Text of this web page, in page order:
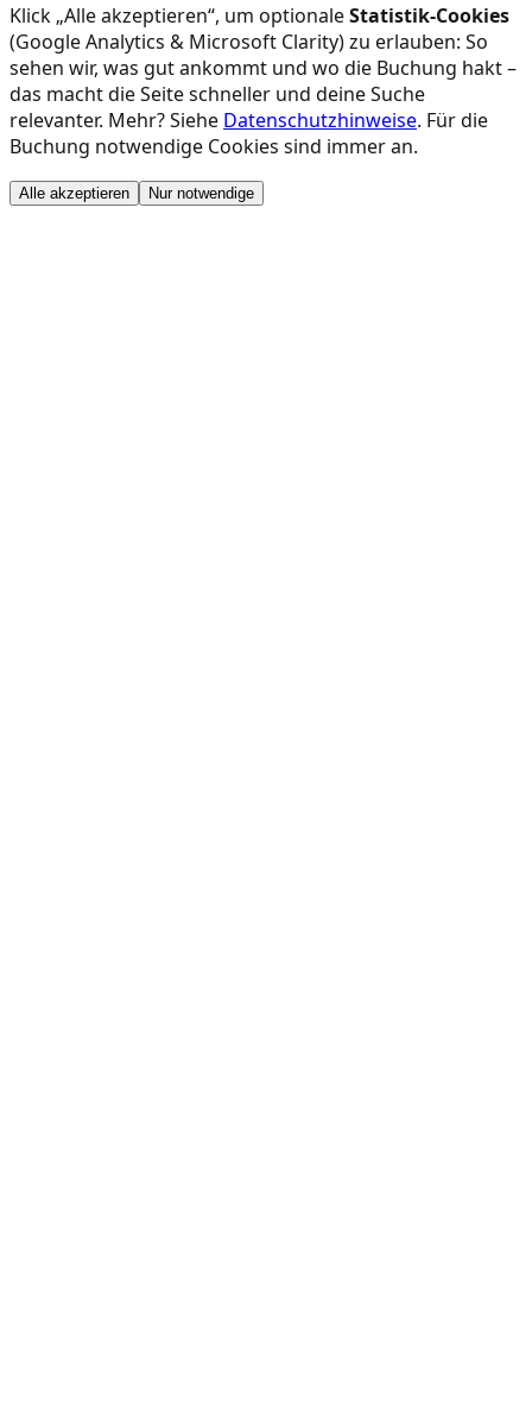
Klick „Alle akzeptieren“, um optionaleStatistik-Cookies
(Google Analytics & Microsoft Clarity) zu erlauben: So
sehen wir, was gut ankommt und wo die Buchung hakt –
das macht die Seite schneller und deine Suche
relevanter. Mehr? Siehe Datenschutzhinweise. Für die
Buchung notwendige Cookies sind immer an.
Alle akzeptieren Nur notwendige